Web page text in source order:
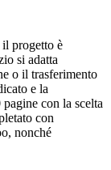
il progetto è
si adatta
o il trasferimento
e la
con la scelta
con
nonché